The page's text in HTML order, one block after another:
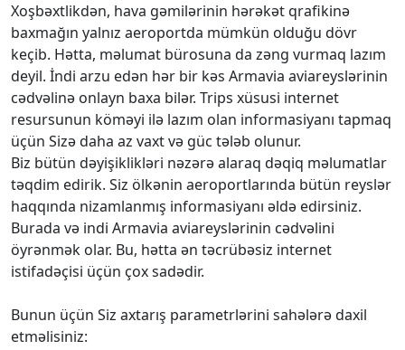
Xoşbəxtlikdən, hava gəmilərinin hərəkət qrafikinə
baxmağın yalnız aeroportda mümkün olduğu dövr
keçib. Hətta, məlumat bürosuna da zəng vurmaq lazım
deyil. İndi arzu edən hər bir kəs Armavia aviareyslərinin
cədvəlinə onlayn baxa bilər. Trips xüsusi internet
resursunun köməyi ilə lazım olan informasiyanı tapmaq
üçün Sizə daha az vaxt və güc tələb olunur.
Biz bütün dəyişiklikləri nəzərə alaraq dəqiq məlumatlar
təqdim edirik. Siz ölkənin aeroportlarında bütün reyslər
haqqında nizamlanmış informasiyanı əldə edirsiniz.
Burada və indi Armavia aviareyslərinin cədvəlini
öyrənmək olar. Bu, hətta ən təcrübəsiz internet
istifadəçisi üçün çox sadədir.
Bunun üçün Siz axtarış parametrlərini sahələrə daxil
etməlisiniz: